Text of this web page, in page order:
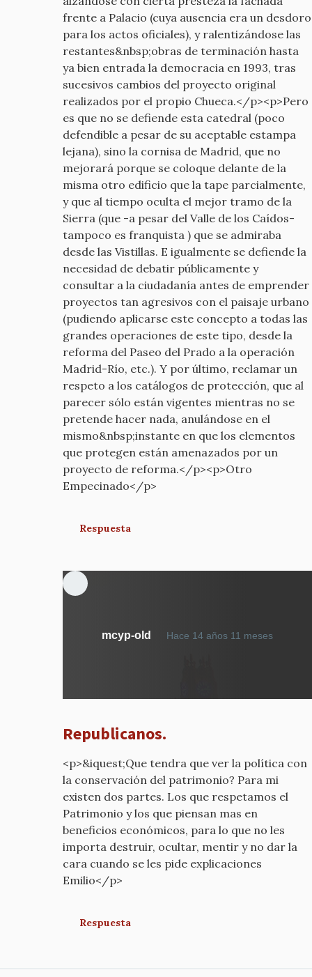
frente a Palacio (cuya ausencia era un desdoro
para los actos oficiales), y ralentizándose las
restantes&nbsp;obras de terminación hasta
ya bien entrada la democracia en 1993, tras
sucesivos cambios del proyecto original
realizados por el propio Chueca.</p><p>Pero
es que no se defiende esta catedral (poco
defendible a pesar de su aceptable estampa
lejana), sino la cornisa de Madrid, que no
mejorará porque se coloque delante de la
misma otro edificio que la tape parcialmente,
y que al tiempo oculta el mejor tramo de la
Sierra (que -a pesar del Valle de los Caídos-
tampoco es franquista ) que se admiraba
desde las Vistillas. E igualmente se defiende la
necesidad de debatir públicamente y
consultar a la ciudadanía antes de emprender
proyectos tan agresivos con el paisaje urbano
(pudiendo aplicarse este concepto a todas las
grandes operaciones de este tipo, desde la
reforma del Paseo del Prado a la operación
Madrid-Río, etc.). Y por último, reclamar un
respeto a los catálogos de protección, que al
parecer sólo están vigentes mientras no se
pretende hacer nada, anulándose en el
mismo&nbsp;instante en que los elementos
que protegen están amenazados por un
proyecto de reforma.</p><p>Otro
Empecinado</p>
Respuesta
mcyp-old Hace 14 años 11 meses
por
Republicanos.
<p>&iquest;Que tendra que ver la política con
la conservación del patrimonio? Para mi
existen dos partes. Los que respetamos el
Patrimonio y los que piensan mas en
beneficios económicos, para lo que no les
importa destruir, ocultar, mentir y no dar la
cara cuando se les pide explicaciones
Emilio</p>
Respuesta